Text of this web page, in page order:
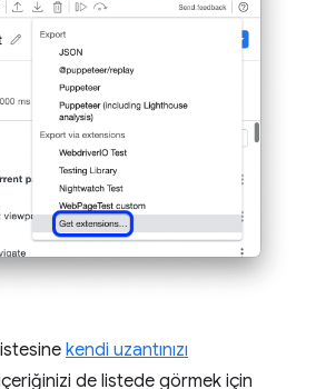
kendi uzantınızı
de listede görmek için